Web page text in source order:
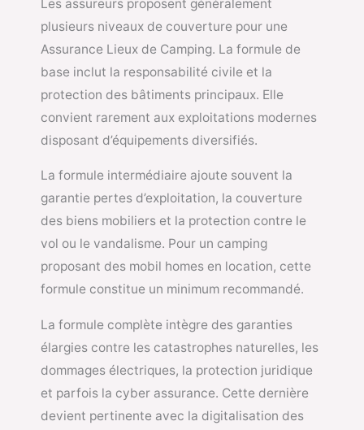
Les assureurs proposent généralement
plusieurs niveaux de couverture pour une
Assurance Lieux de Camping. La formule de
base inclut la responsabilité civile et la
protection des bâtiments principaux. Elle
convient rarement aux exploitations modernes
disposant d’équipements diversifiés.
La formule intermédiaire ajoute souvent la
garantie pertes d’exploitation, la couverture
des biens mobiliers et la protection contre le
vol ou le vandalisme. Pour un camping
proposant des mobil homes en location, cette
formule constitue un minimum recommandé.
La formule complète intègre des garanties
élargies contre les catastrophes naturelles, les
dommages électriques, la protection juridique
et parfois la cyber assurance. Cette dernière
devient pertinente avec la digitalisation des